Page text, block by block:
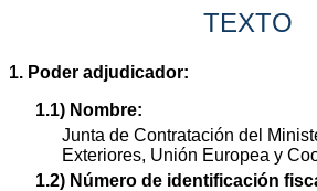
TEXTO
1. Poder adjudicador:
1.1) Nombre:
Junta de Contratación del
Exteriores, Unión Europea y
1.2) Número de identificación